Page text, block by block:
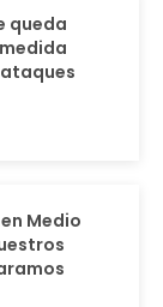
queda
Medio